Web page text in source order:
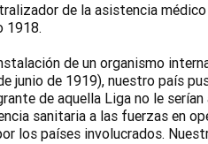
de la asistencia
1918.
de un organismo
junio de 1919), nuestro país
de aquella Liga no le
sanitaria a las fuerzas en
los países involucrados.